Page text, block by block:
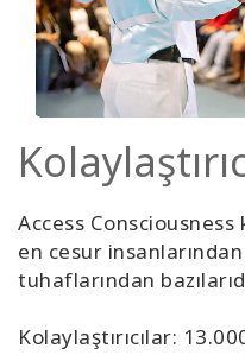
Access Consciousness
en cesur insanlarından
tuhaflarından
Kolaylaştırıcılar: